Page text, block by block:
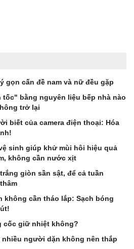
gọn cấn đề nam và nữ đều gặp
bằng nguyên liệu bếp nhà nào
trở lại
biết của camera điện thoại: Hóa
sinh giúp khử mùi hôi hiệu quả
không cần nước xịt
giòn sần sật, để cả tuần
không cần tháo lắp: Sạch bóng
cốc giữ nhiệt không?
nhiều người dặn không nên thắp